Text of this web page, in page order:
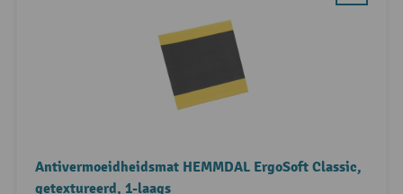
Antivermoeidheidsmat HEMMDAL ErgoSoft Classic,
getextureerd, 1-laags